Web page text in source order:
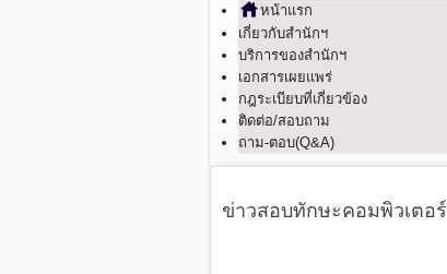
หน้าแรก
เกี่ยวกับสำนักฯ
บริการของสำนักฯ
เอกสารเผยแพร่
กฎระเบียบที่เกี่ยวข้อง
ติดต่อ/สอบถาม
ถาม-ตอบ(Q&A)
ข่าวสอบทักษะคอมพิวเตอร์